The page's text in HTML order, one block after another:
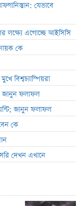
যেভাবে
লক্ষ্যে এগোচ্ছে আইসিসি
কে
বিশ্বচ্যাম্পিয়রা
জানুন ফলাফল
জানুন ফলাফল
কে
দেখন এখানে